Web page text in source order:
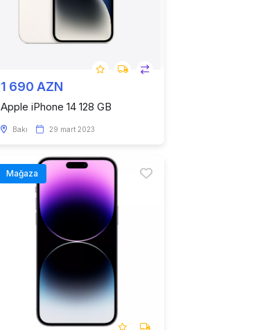
1 690 AZN
Apple iPhone 14 128 GB
Bakı 29 mart 2023
Mağaza